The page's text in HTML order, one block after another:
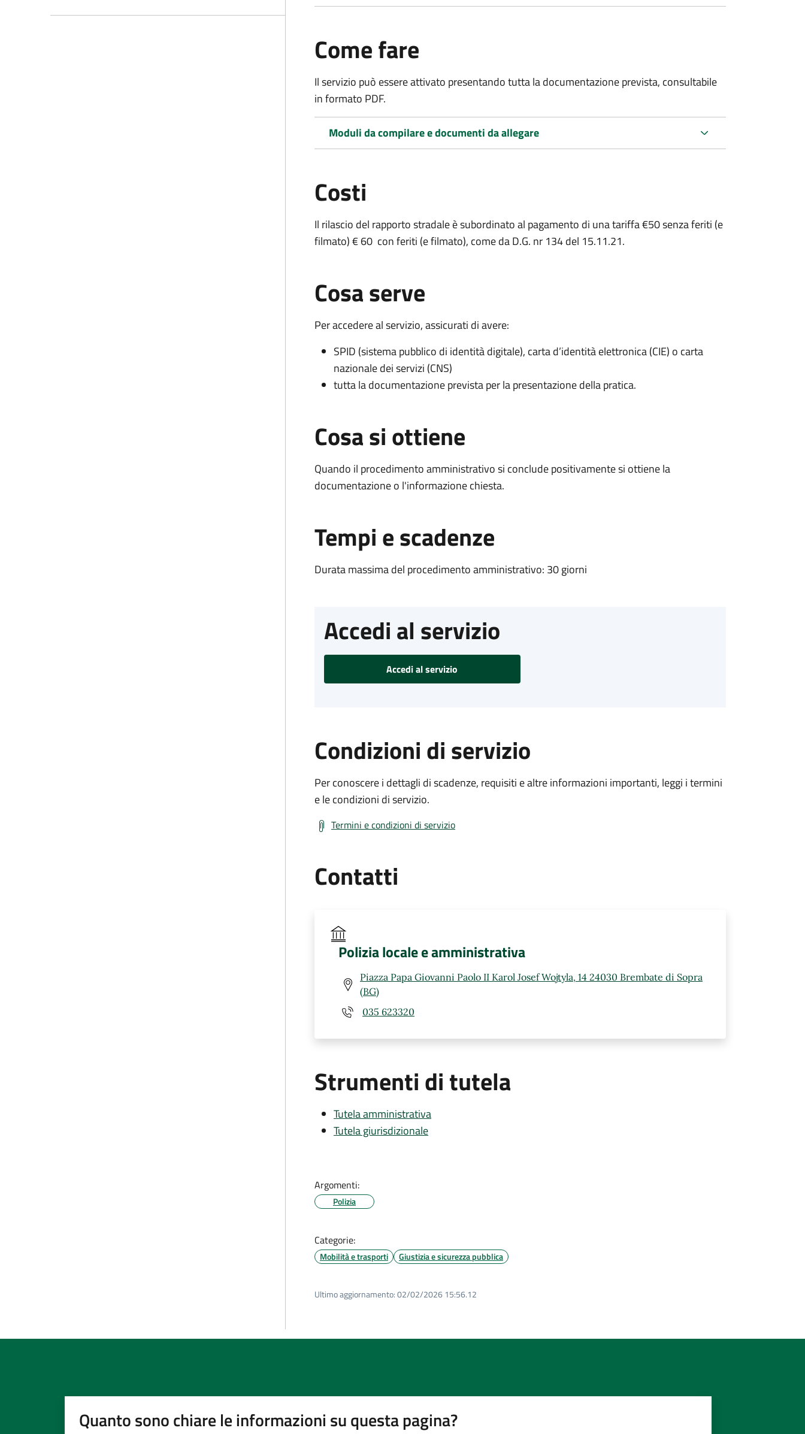
Come fare
Il servizio può essere attivato presentando tutta la documentazione prevista, consultabile
in formato PDF.
Moduli da compilare e documenti da allegare
Costi
Il rilascio del rapporto stradale è subordinato al pagamento di una tariffa €50 senza feriti (e
filmato) € 60 con feriti (e filmato), come da D.G. nr 134 del 15.11.21.
Cosa serve
Per accedere al servizio, assicurati di avere:
SPID (sistema pubblico di identità digitale), carta d’identità elettronica (CIE) o carta
nazionale dei servizi (CNS)
tutta la documentazione prevista per la presentazione della pratica.
Cosa si ottiene
Quando il procedimento amministrativo si conclude positivamente si ottiene la
documentazione o l'informazione chiesta.
Tempi e scadenze
Durata massima del procedimento amministrativo: 30 giorni
Accedi al servizio
Accedi al servizio
Condizioni di servizio
Per conoscere i dettagli di scadenze, requisiti e altre informazioni importanti, leggi i termini
e le condizioni di servizio.
Termini e condizioni di servizio
Contatti
Polizia locale e amministrativa
Piazza Papa Giovanni Paolo II Karol Josef Wojtyla, 14 24030 Brembate di Sopra
(BG)
035 623320
Strumenti di tutela
Tutela amministrativa
Tutela giurisdizionale
Argomenti:
Polizia
Categorie:
Mobilità e trasporti Giustizia e sicurezza pubblica
Ultimo aggiornamento:02/02/2026 15:56.12
Quanto sono chiare le informazioni su questa pagina?